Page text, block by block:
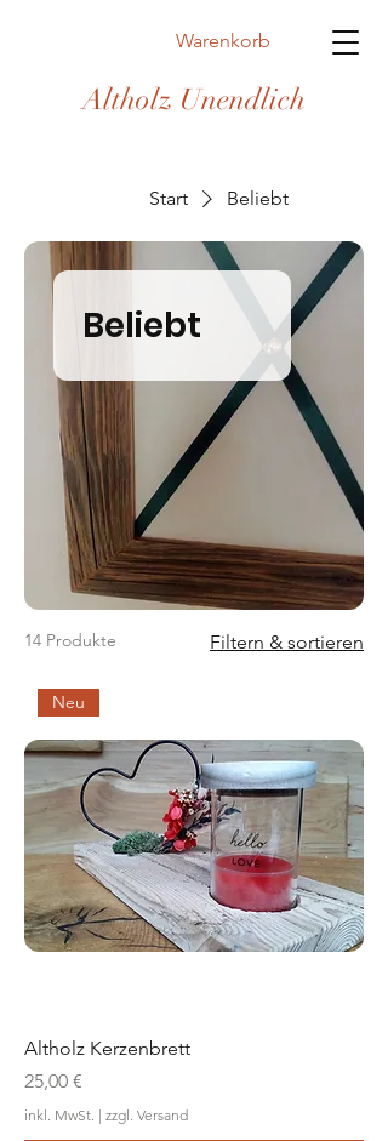
Warenkorb
Altholz Unendlich
Start Beliebt
Beliebt
14 Produkte Filtern & sortieren
Neu
Altholz Kerzenbrett
Preis
25,00 €
inkl. MwSt. | zzgl. Versand